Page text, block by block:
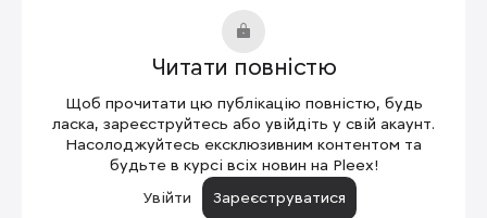
Читати повністю
Щоб прочитати цю публікацію повністю, будь
ласка, зареєструйтесь або увійдіть у свій акаунт.
Насолоджуйтесь ексклюзивним контентом та
будьте в курсі всіх новин на Pleex!
Увійти
Зареєструватися